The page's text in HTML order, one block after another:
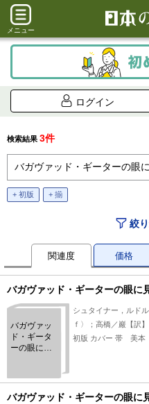
メニュー
ログイン
検索結果 3件
+ 初版 + 揃
絞
関連度 価格
バガヴァッド・ギーターの眼に
バガヴァッ
ド・ギータ
ーの眼に見
シュタイナー，ルド
ｆ〉；高橋／巖【訳
初版 カバー 帯 美本
バガヴァッド・ギーターの眼に